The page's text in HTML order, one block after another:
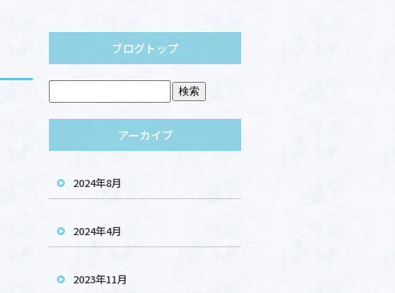
ブログトップ
アーカイブ
2024年8月
2024年4月
2023年11月